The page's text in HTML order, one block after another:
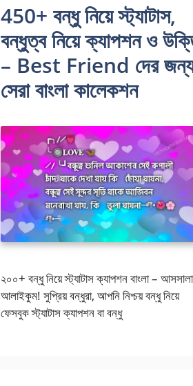
450+ বন্ধু নিয়ে স্ট্যাটাস,
বন্ধুত্ব নিয়ে ক্যাপশন ও
– Best Friend দের
সেরা বাংলা কালেকশন
২০০+ বন্ধু নিয়ে স্ট্যাটাস ক্যাপশন বাংলা –
আলাইকুম! সুপ্রিয় বন্ধুরা, আপনি নিশ্চয় বন্ধু নিয়ে
ফেসবুক স্ট্যাটাস ক্যাপশন বা বন্ধু